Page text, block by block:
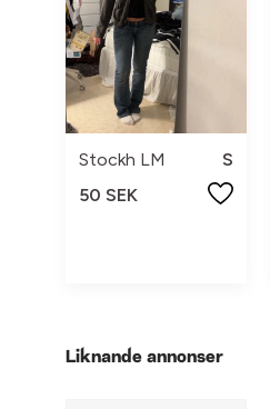
Stockh LM
S
50 SEK
Liknande annonser